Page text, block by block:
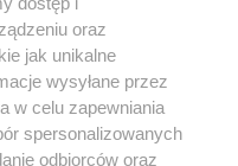
oraz
jak unikalne
wysyłane przez
w celu zapewniania
spersonalizowanych
odbiorców oraz